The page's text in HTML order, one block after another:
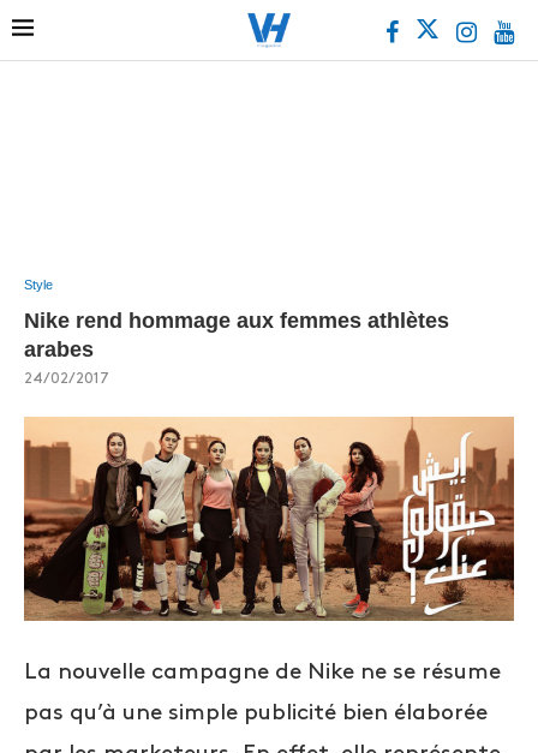
Style
Nike rend hommage aux femmes athlètes
arabes
24/02/2017
La nouvelle campagne de Nike ne se résume
pas qu’à une simple publicité bien élaborée